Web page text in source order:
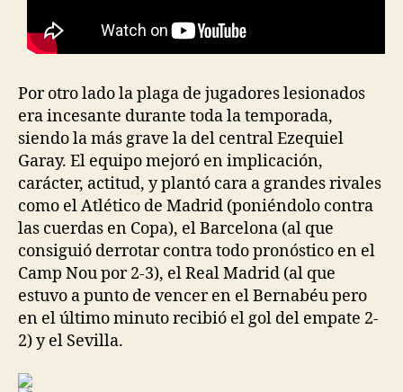
Por otro lado la plaga de jugadores lesionados
era incesante durante toda la temporada,
siendo la más grave la del central Ezequiel
Garay. El equipo mejoró en implicación,
carácter, actitud, y plantó cara a grandes rivales
como el Atlético de Madrid (poniéndolo contra
las cuerdas en Copa), el Barcelona (al que
consiguió derrotar contra todo pronóstico en el
Camp Nou por 2-3), el Real Madrid (al que
estuvo a punto de vencer en el Bernabéu pero
en el último minuto recibió el gol del empate 2-
2) y el Sevilla.